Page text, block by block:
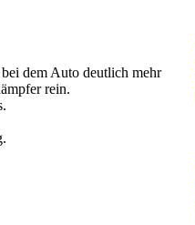
dem Auto deutlich mehr
rein.